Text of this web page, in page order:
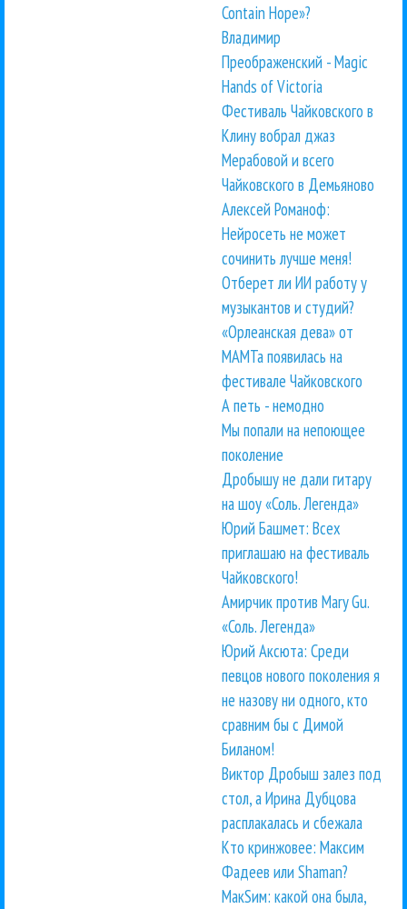
Contain Hope»?
Владимир
Преображенский - Magic
Hands of Victoria
Фестиваль Чайковского в
Клину вобрал джаз
Мерабовой и всего
Чайковского в Демьяново
Алексей Романоф:
Нейросеть не может
сочинить лучше меня!
Отберет ли ИИ работу у
музыкантов и студий?
«Орлеанская дева» от
МАМТа появилась на
фестивале Чайковского
А петь - немодно
Мы попали на непоющее
поколение
Дробышу не дали гитару
на шоу «Соль. Легенда»
Юрий Башмет: Всех
приглашаю на фестиваль
Чайковского!
Амирчик против Mary Gu.
«Соль. Легенда»
Юрий Аксюта: Среди
певцов нового поколения я
не назову ни одного, кто
сравним бы с Димой
Биланом!
Виктор Дробыш залез под
стол, а Ирина Дубцова
расплакалась и сбежала
Кто кринжовее: Максим
Фадеев или Shaman?
МакSим: какой она была,